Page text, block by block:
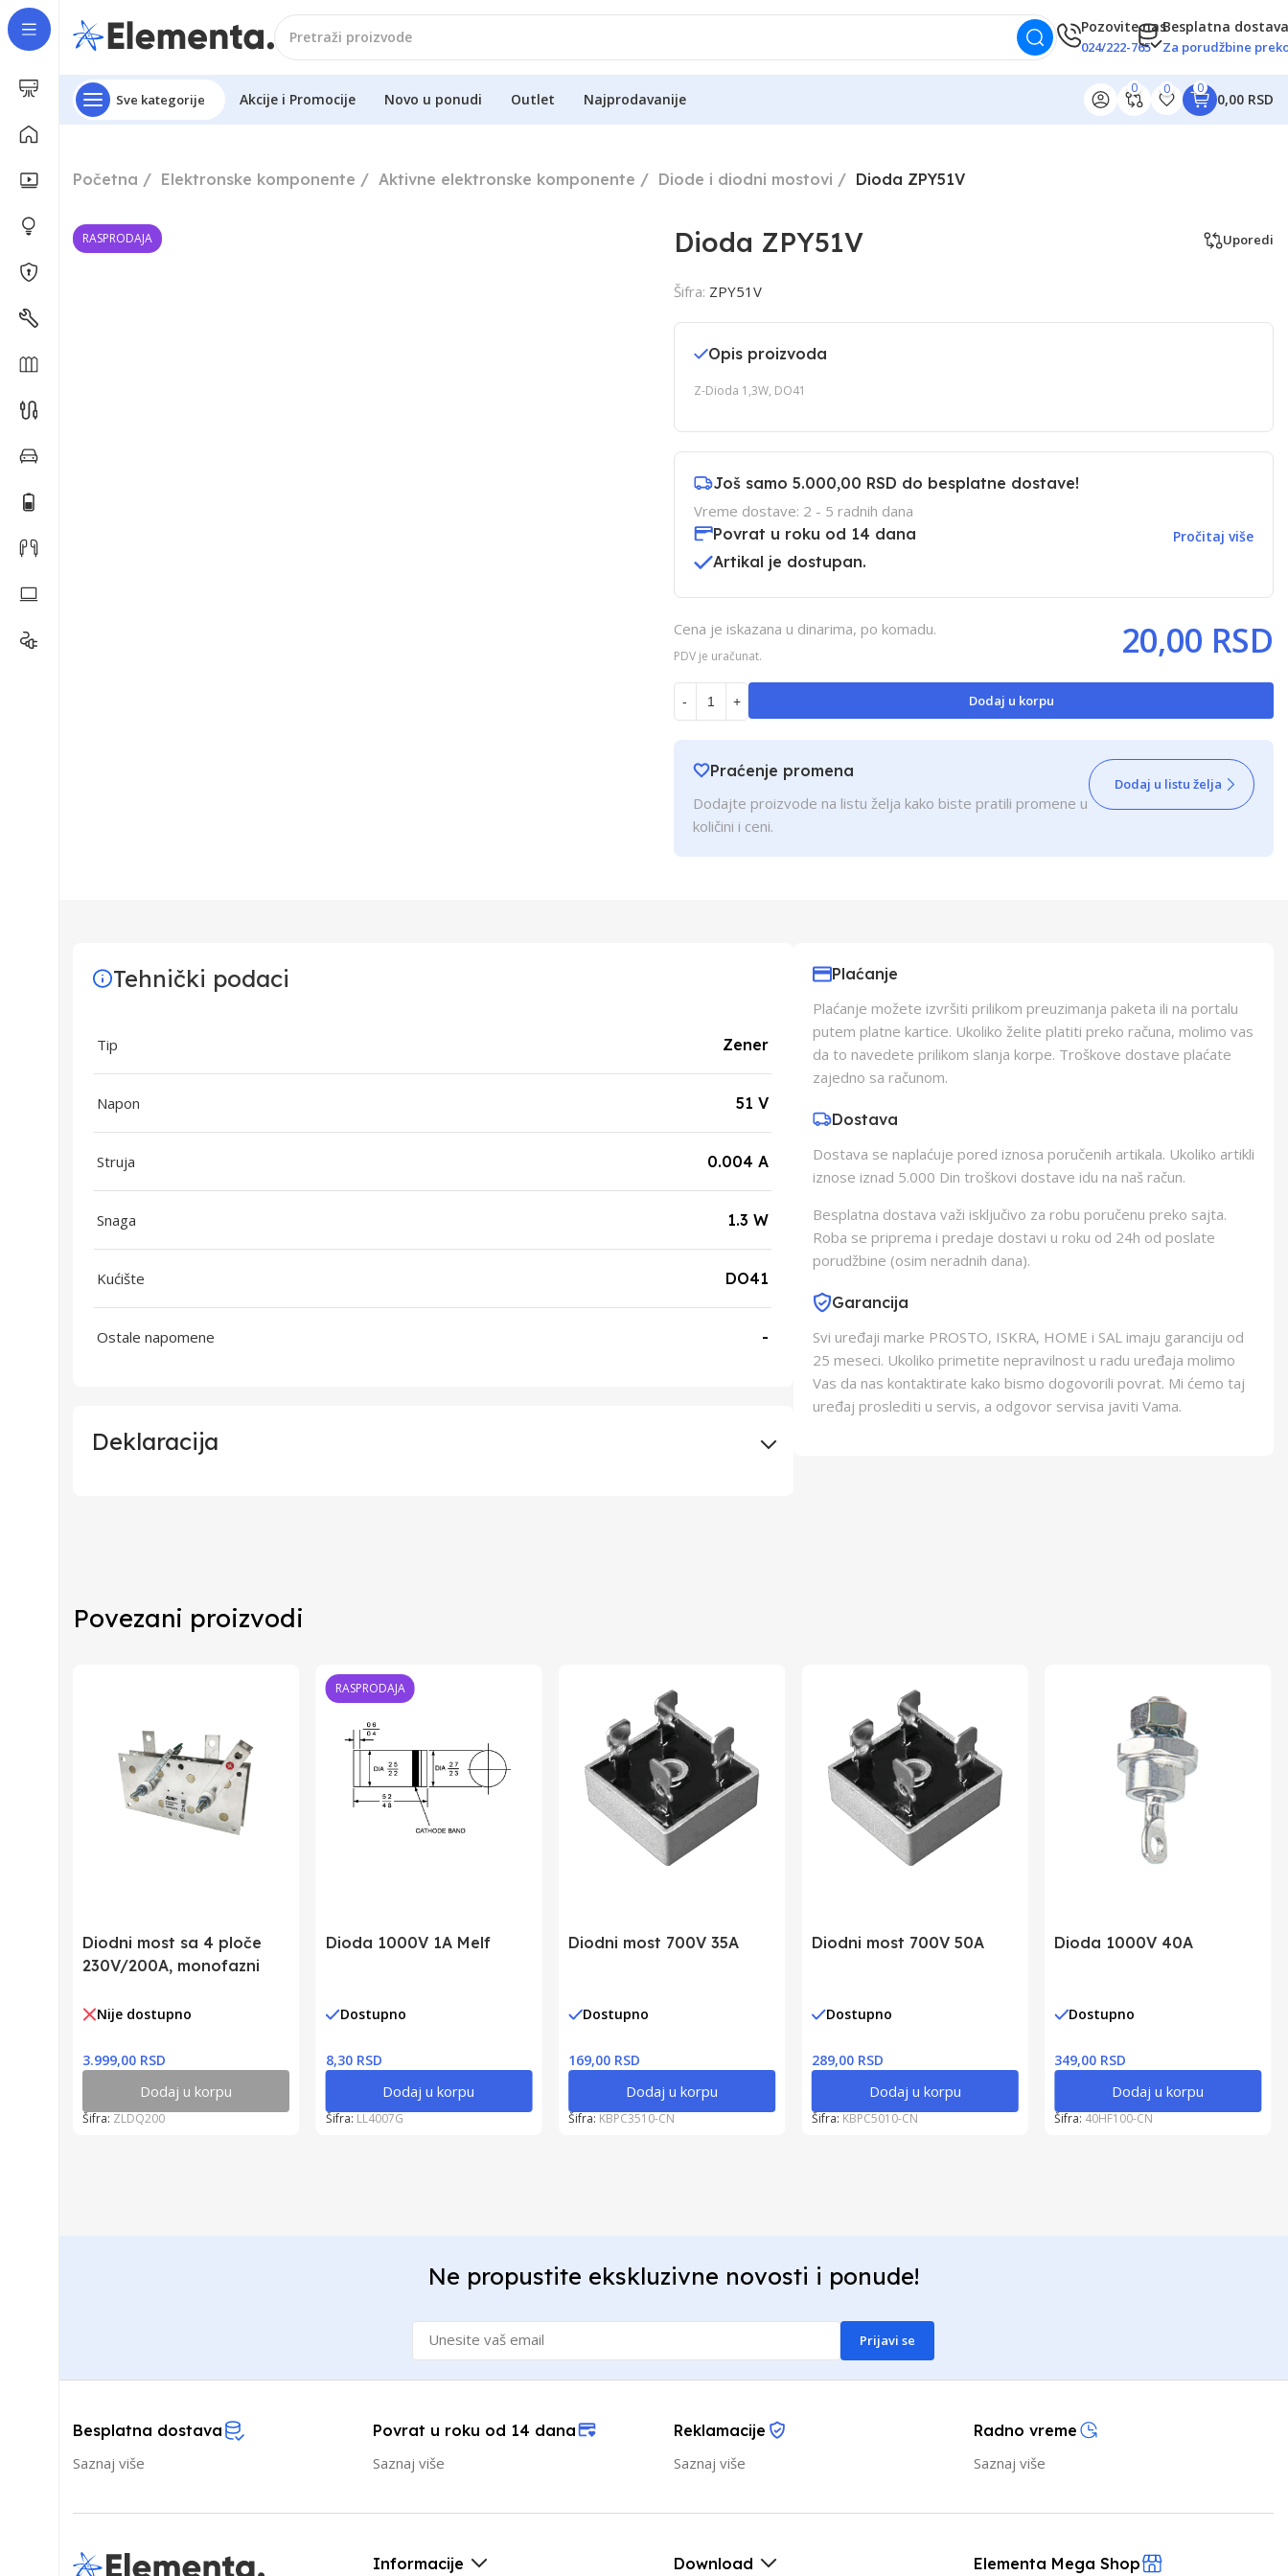
Pozovite nas
024/222-765
Besplatna
Za porudžbine
Sve kategorije Akcije i Promocije Novo u ponudi Outlet Najprodavanije
0 0 0
0,00 RSD
Početna Elektronske komponente Aktivne elektronske komponente Diode i diodni mostovi Dioda ZPY51V
RASPRODAJA Dioda ZPY51V Uporedi
Šifra: ZPY51V
Opis proizvoda
Z-Dioda 1,3W, DO41
Još samo 5.000,00 RSD do besplatne dostave!
Vreme dostave: 2 - 5 radnih dana
Povrat u roku od 14 dana
Pročitaj više
Artikal je dostupan.
Cena je iskazana u dinarima, po komadu.
PDV je uračunat. 20,00 RSD
- + Dodaj u korpu
Praćenje promena
Dodajte proizvode na listu želja kako biste pratili promene u
količini i ceni.
Dodaj u listu želja
Tehnički podaci
Tip Zener
Napon 51 V
Struja 0.004 A
Snaga 1.3 W
Kućište DO41
Ostale napomene -
Deklaracija
Zemlja Porekla
Plaćanje
Plaćanje možete izvršiti prilikom preuzimanja paketa ili na portalu
putem platne kartice. Ukoliko želite platiti preko računa, molimo vas
da to navedete prilikom slanja korpe. Troškove dostave plaćate
zajedno sa računom.
Dostava
Dostava se naplaćuje pored iznosa poručenih artikala. Ukoliko artikli
iznose iznad 5.000 Din troškovi dostave idu na naš račun.
Besplatna dostava važi isključivo za robu poručenu preko sajta.
Roba se priprema i predaje dostavi u roku od 24h od poslate
porudžbine (osim neradnih dana).
Garancija
Svi uređaji marke PROSTO, ISKRA, HOME i SAL imaju garanciju od
25 meseci. Ukoliko primetite nepravilnost u radu uređaja molimo
Vas da nas kontaktirate kako bismo dogovorili povrat. Mi ćemo taj
uređaj proslediti u servis, a odgovor servisa javiti Vama.
Povezani proizvodi
Diodni most sa 4 ploče
230V/200A, monofazni
Nije dostupno
3.999,00 RSD
Dodaj u korpu
Šifra: ZLDQ200
RASPRODAJA
Dioda 1000V 1A Melf
Dostupno
8,30 RSD
Dodaj u korpu
Šifra: LL4007G
Diodni most 700V 35A
Dostupno
169,00 RSD
Dodaj u korpu
Šifra: KBPC3510-CN
Diodni most 700V 50A
Dostupno
289,00 RSD
Dodaj u korpu
Šifra: KBPC5010-CN
Dioda 1000V 40A
Dostupno
349,00 RSD
Dodaj u korpu
Šifra: 40HF100-CN
Ne propustite ekskluzivne novosti i ponude!
Prijavi se
Besplatna dostava
Saznaj više
Povrat u roku od 14 dana
Saznaj više
Reklamacije
Saznaj više
Radno vreme
Saznaj više
Informacije Download Elementa Mega Shop